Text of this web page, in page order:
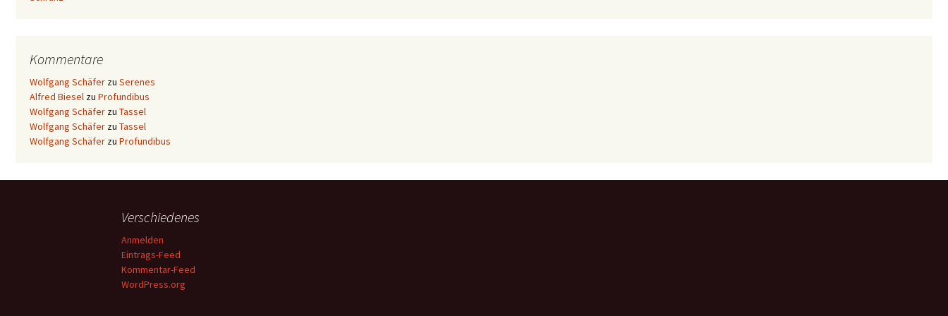
Kommentare
Wolfgang Schäfer zu Serenes
Alfred Biesel zu Profundibus
Wolfgang Schäfer zu Tassel
Wolfgang Schäfer zu Tassel
Wolfgang Schäfer zu Profundibus
Verschiedenes
Anmelden
Eintrags-Feed
Kommentar-Feed
WordPress.org